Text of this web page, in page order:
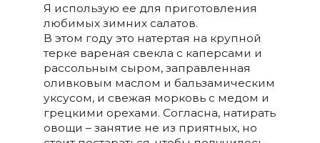
Я использую ее для приготовления
любимых зимних салатов.
В этом году это натертая на крупной
терке вареная свекла с каперсами и
рассольным сыром, заправленная
оливковым маслом и бальзамическим
уксусом, и свежая морковь с медом и
грецкими орехами. Согласна, натирать
овощи – занятие не из приятных, но